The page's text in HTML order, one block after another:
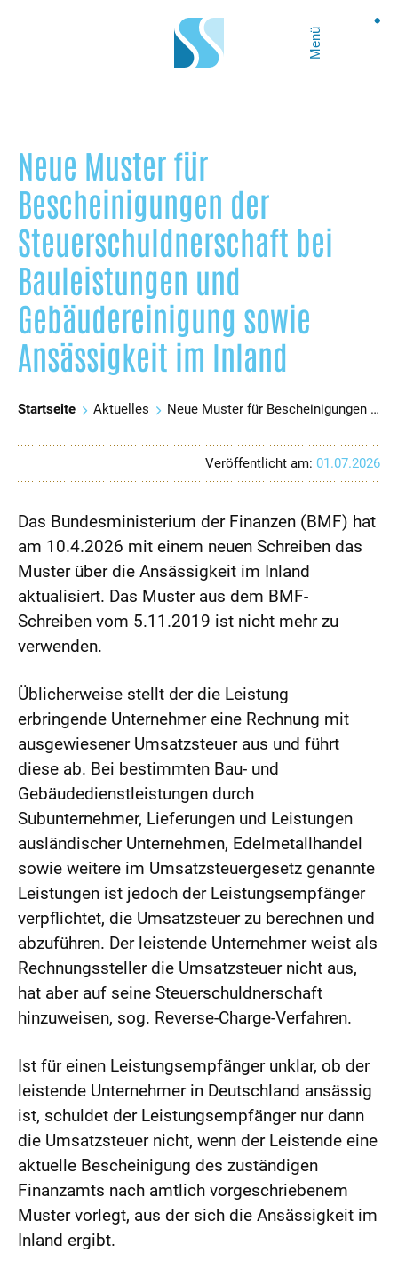
Menü
Neue Muster für
Bescheinigungen der
Steuerschuldnerschaft bei
Bauleistungen und
Gebäudereinigung sowie
Ansässigkeit im Inland
Startseite Aktuelles Neue Muster für Bescheinigungen der Steuerschuldnerschaft bei Bauleistungen und Gebäudereinigung sowie Ansässigkeit im Inland
Veröffentlicht am: 01.07.2026
Das Bundesministerium der Finanzen (BMF) hat
am 10.4.2026 mit einem neuen Schreiben das
Muster über die Ansässigkeit im Inland
aktualisiert. Das Muster aus dem BMF-
Schreiben vom 5.11.2019 ist nicht mehr zu
verwenden.
Üblicherweise stellt der die Leistung
erbringende Unternehmer eine Rechnung mit
ausgewiesener Umsatzsteuer aus und führt
diese ab. Bei bestimmten Bau- und
Gebäudedienstleistungen durch
Subunternehmer, Lieferungen und Leistungen
ausländischer Unternehmen, Edelmetallhandel
sowie weitere im Umsatzsteuergesetz genannte
Leistungen ist jedoch der Leistungsempfänger
verpflichtet, die Umsatzsteuer zu berechnen und
abzuführen. Der leistende Unternehmer weist als
Rechnungssteller die Umsatzsteuer nicht aus,
hat aber auf seine Steuerschuldnerschaft
hinzuweisen, sog. Reverse-Charge-Verfahren.
Ist für einen Leistungsempfänger unklar, ob der
leistende Unternehmer in Deutschland ansässig
ist, schuldet der Leistungsempfänger nur dann
die Umsatzsteuer nicht, wenn der Leistende eine
aktuelle Bescheinigung des zuständigen
Finanzamts nach amtlich vorgeschriebenem
Muster vorlegt, aus der sich die Ansässigkeit im
Inland ergibt.